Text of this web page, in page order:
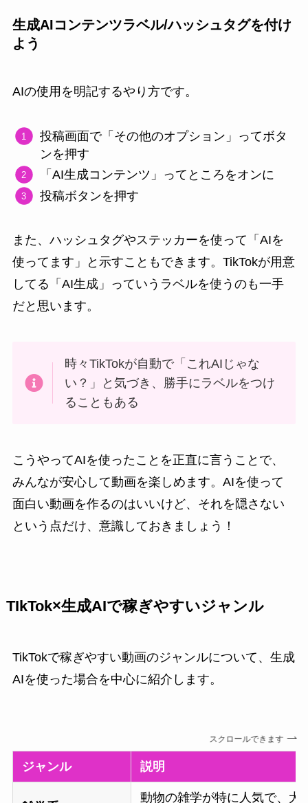
生成AIコンテンツラベル/ハッシュタグを付け
よう
AIの使用を明記するやり方です。
投稿画面で「その他のオプション」ってボタ
ンを押す
「AI生成コンテンツ」ってところをオンに
投稿ボタンを押す
また、ハッシュタグやステッカーを使って「AIを
使ってます」と示すこともできます。TikTokが用意
してる「AI生成」っていうラベルを使うのも一手
だと思います。
時々TikTokが自動で「これAIじゃな
い？」と気づき、勝手にラベルをつけ
ることもある
こうやってAIを使ったことを正直に言うことで、
みんなが安心して動画を楽しめます。AIを使って
面白い動画を作るのはいいけど、それを隠さない
という点だけ、意識しておきましょう！
TIkTok×生成AIで稼ぎやすいジャンル
TikTokで稼ぎやすい動画のジャンルについて、生成
AIを使った場合を中心に紹介します。
スクロールできます
ジャンル 説明
動物の雑学が特に人気で、犬